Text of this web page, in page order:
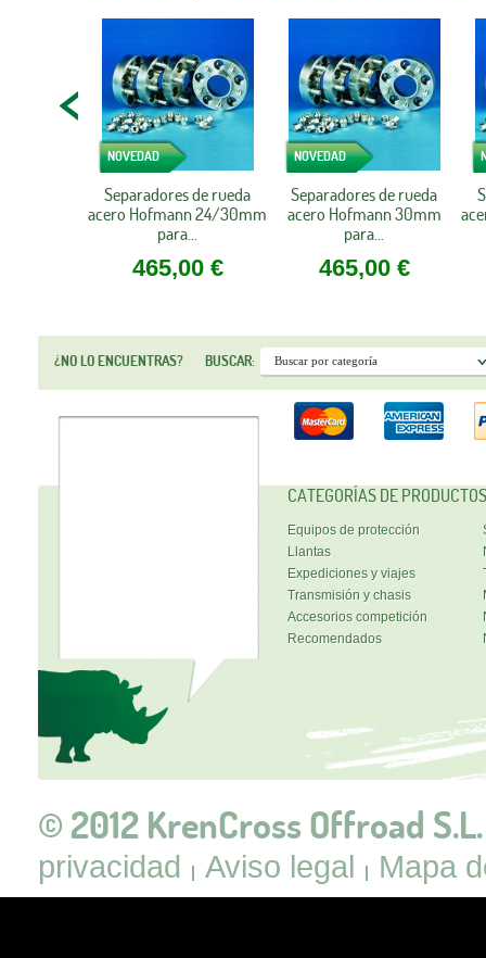
NOVEDAD
Separadores de rueda
acero Hofmann 24/30mm
para...
465,00 €
NOVEDAD
Separadores de rueda
acero Hofmann 30mm
para...
465,00 €
¿NO LO ENCUENTRAS? BUSCAR:
CATEGORÍAS DE PRODUCTOS
Equipos de protección
Llantas
Expediciones y viajes
Transmisión y chasis
Accesorios competición
Recomendados
© 2012 KrenCross Offroad S.L.
privacidad Aviso legal Mapa